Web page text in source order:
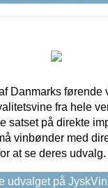
Danmarks førende
fra hele
satset på direkte
vinbønder med
at se deres udvalg.
udvalget på